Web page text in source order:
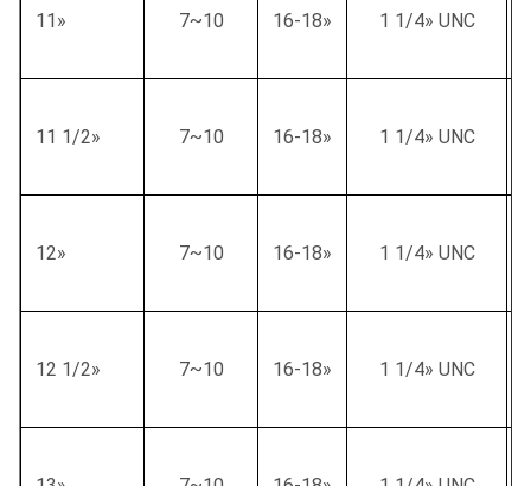
11» 7~10 16-18» 1 1/4» UNC
11 1/2» 7~10 16-18» 1 1/4» UNC
12» 7~10 16-18» 1 1/4» UNC
12 1/2» 7~10 16-18» 1 1/4» UNC